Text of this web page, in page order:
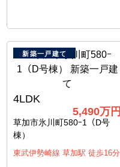
新築一戸建て
4LDK
5,490万円
草加市氷川町580ｰ1（D号
棟）
東武伊勢崎線 草加駅 徒歩16分